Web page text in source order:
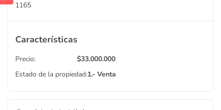
1165
Características
Precio: $33.000.000
Estado de la propiedad:1.- Venta